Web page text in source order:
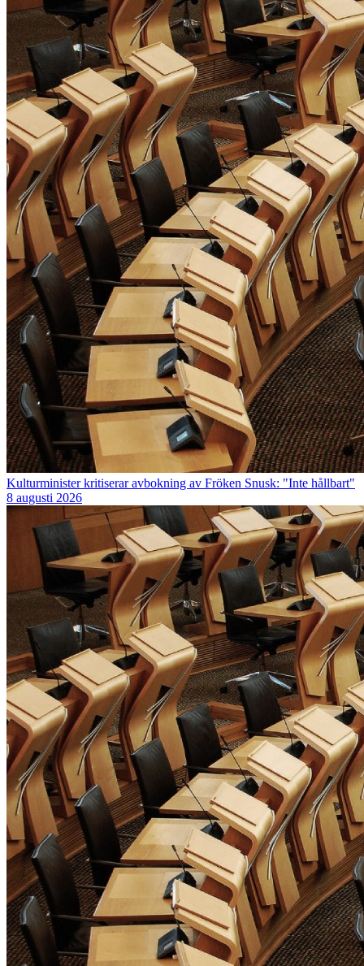
Kulturminister kritiserar avbokning av Fröken Snusk: "Inte hållbart"
8 augusti 2026